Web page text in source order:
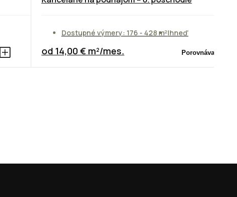
Dostupné výmery: 176 - 428 m²Ihneď
od 14,00 € m²/mes. Porovnávač